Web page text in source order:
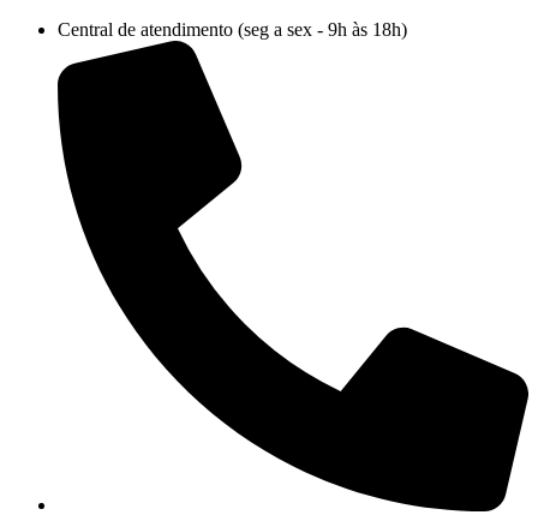
conteúdo
Central de atendimento (seg a sex - 9h às 18h)